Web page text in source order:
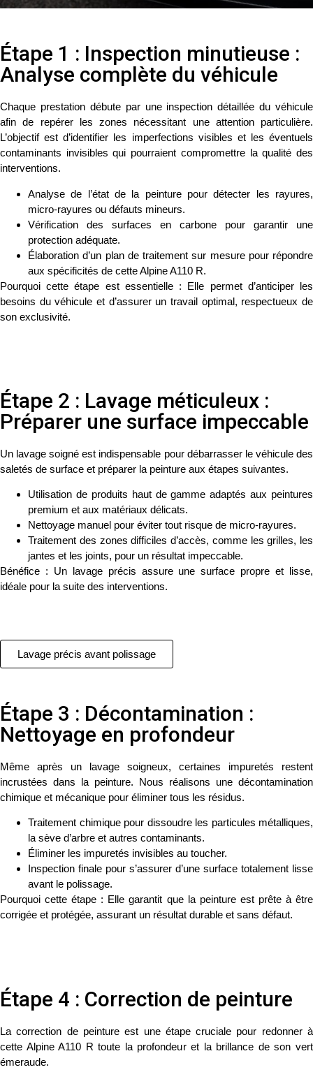
Étape 1 : Inspection minutieuse :
Analyse complète du véhicule
Chaque prestation débute par une inspection détaillée du véhicule
afin de repérer les zones nécessitant une attention particulière.
L’objectif est d’identifier les imperfections visibles et les éventuels
contaminants invisibles qui pourraient compromettre la qualité des
interventions.
Analyse de l’état de la peinture pour détecter les rayures,
micro-rayures ou défauts mineurs.
Vérification des surfaces en carbone pour garantir une
protection adéquate.
Élaboration d’un plan de traitement sur mesure pour répondre
aux spécificités de cette Alpine A110 R.
Pourquoi cette étape est essentielle : Elle permet d’anticiper les
besoins du véhicule et d’assurer un travail optimal, respectueux de
son exclusivité.
Étape 2 : Lavage méticuleux :
Préparer une surface impeccable
Un lavage soigné est indispensable pour débarrasser le véhicule des
saletés de surface et préparer la peinture aux étapes suivantes.
Utilisation de produits haut de gamme adaptés aux peintures
premium et aux matériaux délicats.
Nettoyage manuel pour éviter tout risque de micro-rayures.
Traitement des zones difficiles d’accès, comme les grilles, les
jantes et les joints, pour un résultat impeccable.
Bénéfice : Un lavage précis assure une surface propre et lisse,
idéale pour la suite des interventions.
Lavage précis avant polissage
Étape 3 : Décontamination :
Nettoyage en profondeur
Même après un lavage soigneux, certaines impuretés restent
incrustées dans la peinture. Nous réalisons une décontamination
chimique et mécanique pour éliminer tous les résidus.
Traitement chimique pour dissoudre les particules métalliques,
la sève d’arbre et autres contaminants.
Éliminer les impuretés invisibles au toucher.
Inspection finale pour s’assurer d’une surface totalement lisse
avant le polissage.
Pourquoi cette étape : Elle garantit que la peinture est prête à être
corrigée et protégée, assurant un résultat durable et sans défaut.
Étape 4 : Correction de peinture
Lacorrection de peintureest une étape cruciale pour redonner à
cette Alpine A110 R toute la profondeur et la brillance de son vert
émeraude.